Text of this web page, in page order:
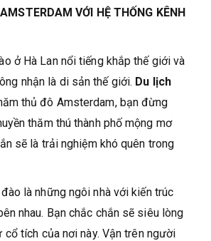
VỚI HỆ THỐNG KÊNH
ở Hà Lan nổi tiếng khắp thế giới và
nhận là di sản thế giới. Du lịch
thủ đô Amsterdam, bạn đừng
thăm thú thành phố mộng mơ
sẽ là trải nghiệm khó quên trong
là những ngôi nhà với kiến trúc
nhau. Bạn chắc chắn sẽ siêu lòng
tích của nơi này. Vận trên người